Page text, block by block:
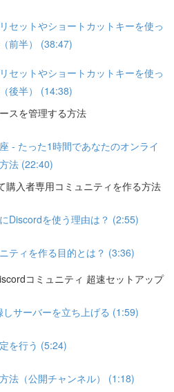
セットやショートカットキーを使っ
前半） (38:47)
セットやショートカットキーを使っ
後半） (14:38)
スを管理する方法
- たった1時間であなたのオンライ
法 (22:40)
購入者専用コミュニティを作る方法
Discordを使う理由は？ (2:55)
ティを作る目的とは？ (3:36)
コミュニティ 超速セットアップ
サーバーを立ち上げる (1:59)
を行う (5:24)
法（公開チャンネル） (1:18)